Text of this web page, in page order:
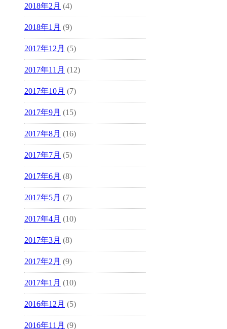
2018年2月 (4)
2018年1月 (9)
2017年12月 (5)
2017年11月 (12)
2017年10月 (7)
2017年9月 (15)
2017年8月 (16)
2017年7月 (5)
2017年6月 (8)
2017年5月 (7)
2017年4月 (10)
2017年3月 (8)
2017年2月 (9)
2017年1月 (10)
2016年12月 (5)
2016年11月 (9)